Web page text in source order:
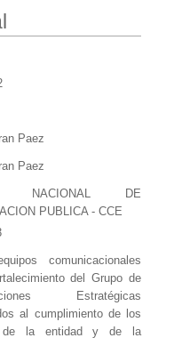
Paez
Paez
NACIONAL DE
PUBLICA - CCE
comunicacionales
del Grupo de
Estratégicas
al cumplimiento de los
de la entidad y de la